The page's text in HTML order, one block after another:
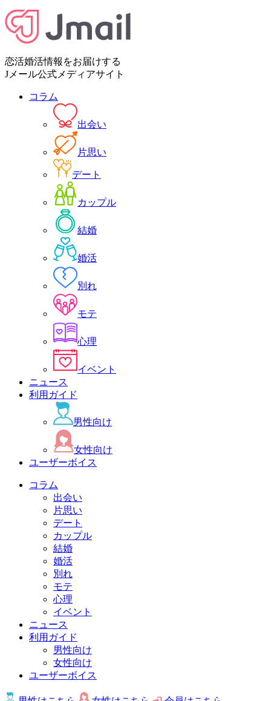
恋活婚活情報をお届けする
Jメール公式メディアサイト
コラム
出会い
片思い
デート
カップル
結婚
婚活
別れ
モテ
心理
イベント
ニュース
利用ガイド
男性向け
女性向け
ユーザーボイス
コラム
出会い
片思い
デート
カップル
結婚
婚活
別れ
モテ
心理
イベント
ニュース
利用ガイド
男性向け
女性向け
ユーザーボイス